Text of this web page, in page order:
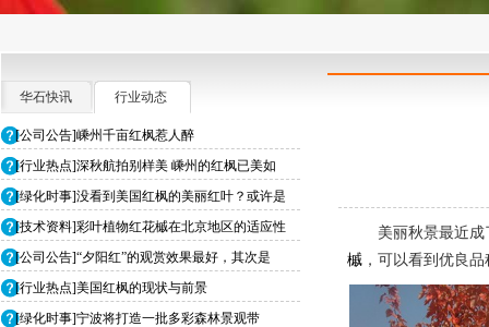
华石快讯 行业动态
[公司公告]嵊州千亩红枫惹人醉
[行业热点]深秋航拍别样美 嵊州的红枫已美如
[绿化时事]没看到美国红枫的美丽红叶？或许是
[技术资料]彩叶植物红花槭在北京地区的适应性
[公司公告]“夕阳红”的观赏效果最好，其次是
[行业热点]美国红枫的现状与前景
[绿化时事]宁波将打造一批多彩森林景观带
美丽秋景最近
槭 ，可以看到优良